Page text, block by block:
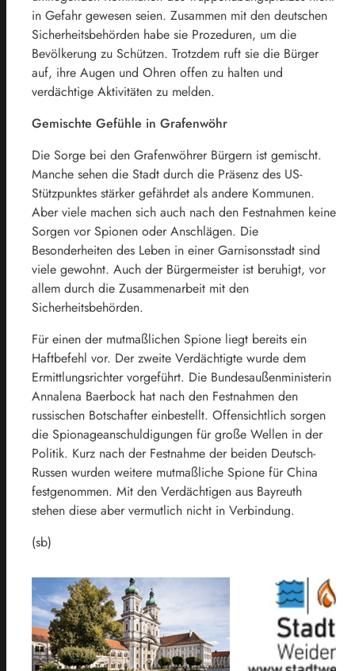
in Gefahr gewesen seien. Zusammen mit den deutschen
Sicherheitsbehörden habe sie Prozeduren, um die
Bevölkerung zu Schützen. Trotzdem ruft sie die Bürger
auf, ihre Augen und Ohren offen zu halten und
verdächtige Aktivitäten zu melden.
Gemischte Gefühle in Grafenwöhr
Die Sorge bei den Grafenwöhrer Bürgern ist gemischt.
Manche sehen die Stadt durch die Präsenz des US-
Stützpunktes stärker gefährdet als andere Kommunen.
Aber viele machen sich auch nach den Festnahmen keine
Sorgen vor Spionen oder Anschlägen. Die
Besonderheiten des Leben in einer Garnisonsstadt sind
viele gewohnt. Auch der Bürgermeister ist beruhigt, vor
allem durch die Zusammenarbeit mit den
Sicherheitsbehörden.
Für einen der mutmaßlichen Spione liegt bereits ein
Haftbefehl vor. Der zweite Verdächtigte wurde dem
Ermittlungsrichter vorgeführt. Die Bundesaußenministerin
Annalena Baerbock hat nach den Festnahmen den
russischen Botschafter einbestellt. Offensichtlich sorgen
die Spionageanschuldigungen für große Wellen in der
Politik. Kurz nach der Festnahme der beiden Deutsch-
Russen wurden weitere mutmaßliche Spione für China
festgenommen. Mit den Verdächtigen aus Bayreuth
stehen diese aber vermutlich nicht in Verbindung.
(sb)